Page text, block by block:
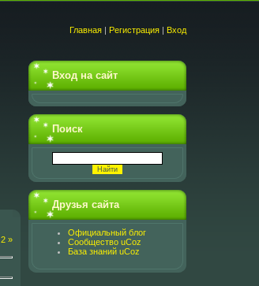
Главная | Регистрация | Вход
2 »
Вход на сайт
Поиск
Друзья сайта
Официальный блог
Сообщество uCoz
База знаний uCoz